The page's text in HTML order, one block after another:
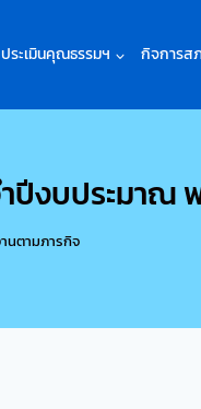
ประเมินคุณธรรมฯ กิจการส
ปีงบประมาณ
นตามภารกิจ